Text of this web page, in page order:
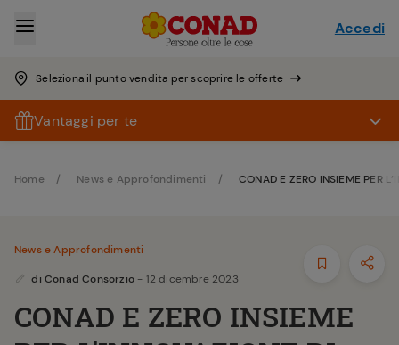
Seleziona il punto vendita per scoprire le offerte
Accedi
Vantaggi per te
Home News e Approfondimenti CONAD E ZERO INSIEME PER
News e Approfondimenti
diConad Consorzio - 12 dicembre 2023
CONAD E ZERO INSIEME